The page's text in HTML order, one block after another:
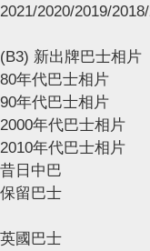
2021/2020/2019/
(B3) 新出牌巴士相片
80年代巴士相片
90年代巴士相片
2000年代巴士相片
2010年代巴士相片
昔日中巴
保留巴士
英國巴士